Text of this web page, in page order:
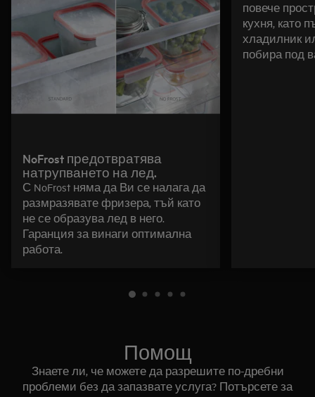
NoFrost предотвратява
натрупването на лед.
С NoFrost няма да Ви се налага да
размразявате фризера, тъй като
не се образува лед в него.
Гаранция за винаги оптимална
работа.
повече
кухня, като
хладилник
побира под
Помощ
Знаете ли, че можете да разрешите по-дребни
проблеми без да запазвате услуга? Потърсете за